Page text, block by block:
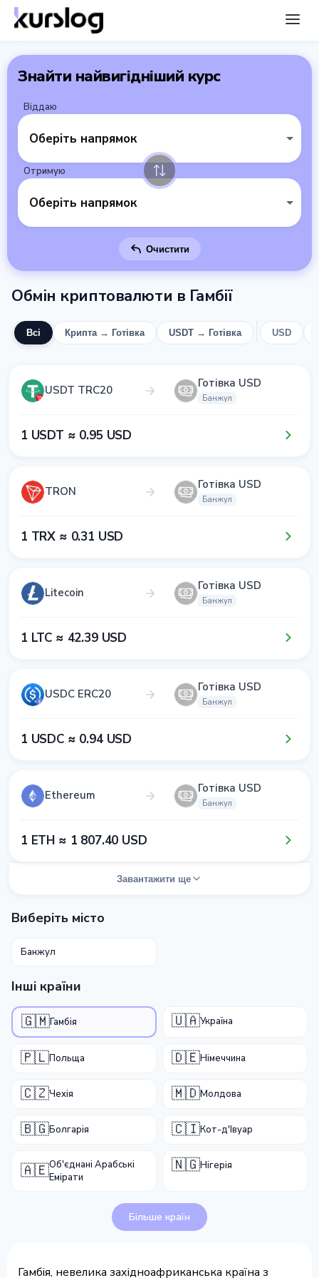
Знайти найвигідніший курс
Віддаю
Оберіть напрямок
Отримую
Оберіть напрямок
Очистити
Обмін криптовалюти в Гамбії
Всі Крипта → Готівка USDT → Готівка USD
USDT TRC20 Готівка USD
Банжул
1​ USDT ≈ 0​.9​5​ USD
TRON Готівка USD
Банжул
1​ TRX ≈ 0​.3​1​ USD
Litecoin Готівка USD
Банжул
1​ LTC ≈ 4​2​.3​9​ USD
USDC ERC20 Готівка USD
Банжул
1​ USDC ≈ 0​.9​4​ USD
Ethereum Готівка USD
Банжул
1​ ETH ≈ 1​ 8​0​7​.4​0​ USD
Завантажити ще
Виберіть місто
Банжул
Інші країни
🇬🇲Гамбія 🇺🇦Україна
🇵🇱Польща 🇩🇪Німеччина
🇨🇿Чехія 🇲🇩Молдова
🇧🇬Болгарія 🇨🇮Кот-д'Івуар
🇦🇪Об'єднані Арабські
Емірати
🇳🇬Нігерія
Більше країн
Гамбія, невелика західноафриканська країна з